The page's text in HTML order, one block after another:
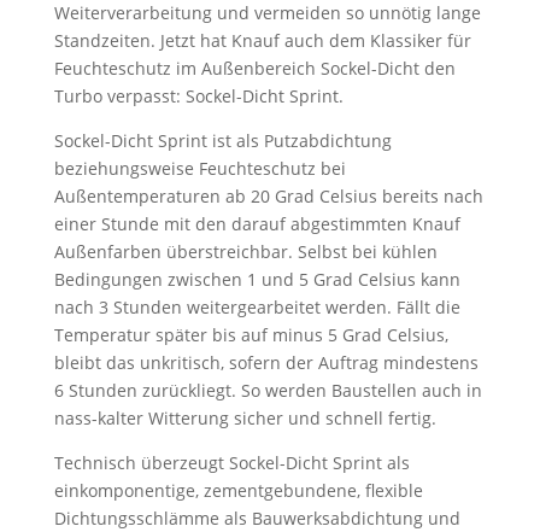
Weiterverarbeitung und vermeiden so unnötig lange
Standzeiten. Jetzt hat Knauf auch dem Klassiker für
Feuchteschutz im Außenbereich Sockel-Dicht den
Turbo verpasst: Sockel-Dicht Sprint.
Sockel-Dicht Sprint ist als Putzabdichtung
beziehungsweise Feuchteschutz bei
Außentemperaturen ab 20 Grad Celsius bereits nach
einer Stunde mit den darauf abgestimmten Knauf
Außenfarben überstreichbar. Selbst bei kühlen
Bedingungen zwischen 1 und 5 Grad Celsius kann
nach 3 Stunden weitergearbeitet werden. Fällt die
Temperatur später bis auf minus 5 Grad Celsius,
bleibt das unkritisch, sofern der Auftrag mindestens
6 Stunden zurückliegt. So werden Baustellen auch in
nass-kalter Witterung sicher und schnell fertig.
Technisch überzeugt Sockel-Dicht Sprint als
einkomponentige, zementgebundene, flexible
Dichtungsschlämme als Bauwerksabdichtung und